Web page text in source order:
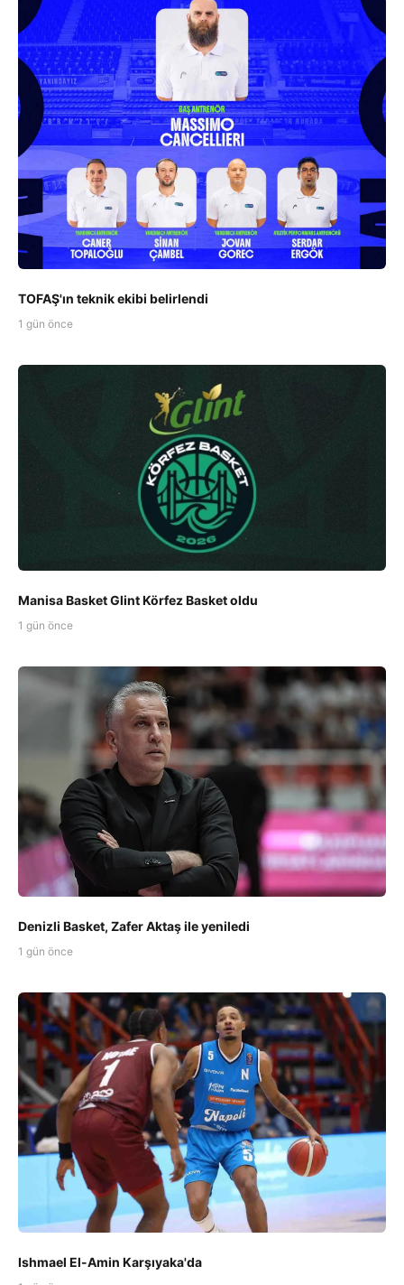
TOFAŞ'ın teknik ekibi belirlendi
1 gün önce
Manisa Basket Glint Körfez Basket oldu
1 gün önce
Denizli Basket, Zafer Aktaş ile yeniledi
1 gün önce
Ishmael El-Amin Karşıyaka'da